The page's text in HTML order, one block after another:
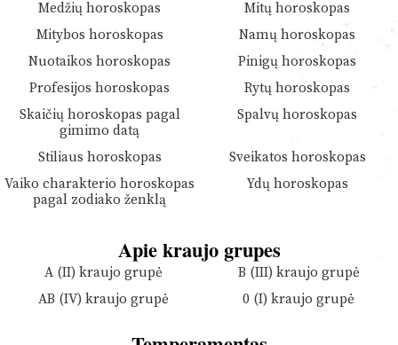
Medžių horoskopas
Mitų horoskopas
Mitybos horoskopas
Namų horoskopas
Nuotaikos horoskopas
Pinigų horoskopas
Profesijos horoskopas
Rytų horoskopas
Skaičių horoskopas pagal
gimimo datą
Spalvų horoskopas
Stiliaus horoskopas
Sveikatos horoskopas
Vaiko charakterio horoskopas
pagal zodiako ženklą
Ydų horoskopas
Apie kraujo grupes
A (II) kraujo grupė
B (III) kraujo grupė
AB (IV) kraujo grupė
0 (I) kraujo grupė